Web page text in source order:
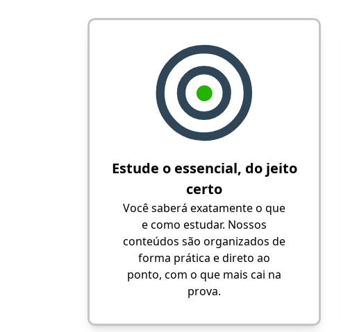
Estude o essencial, do jeito
certo
Você saberá exatamente o que
e como estudar. Nossos
conteúdos são organizados de
forma prática e direto ao
ponto, com o que mais cai na
prova.